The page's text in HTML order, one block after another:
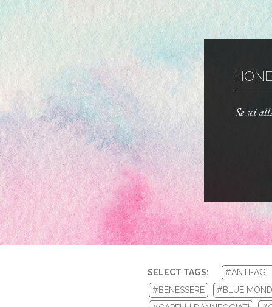
Se sei
SELECT TAGS: #ANTI-AGE
#BENESSERE
#BLUE